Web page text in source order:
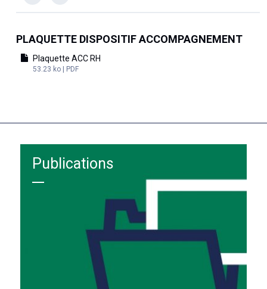
PLAQUETTE DISPOSITIF ACCOMPAGNEMENT
Plaquette ACC RH
53.23 ko | PDF
Publications